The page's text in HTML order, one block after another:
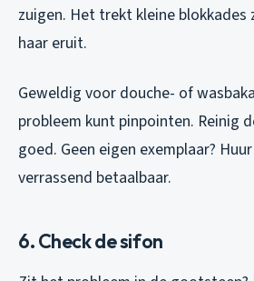
zuigen. Het trekt kleine
haar eruit.
Geweldig voor douche- of
probleem kunt pinpointen. Reinig
goed. Geen eigen exemplaar?
verrassend betaalbaar.
6. Check de sifon